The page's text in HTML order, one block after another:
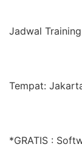
Jadwal
Tempat:
*GRATIS :